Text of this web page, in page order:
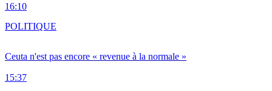
16:10
Ceuta n'est pas encore « revenue à la normale »
15:37
POLITIQUE